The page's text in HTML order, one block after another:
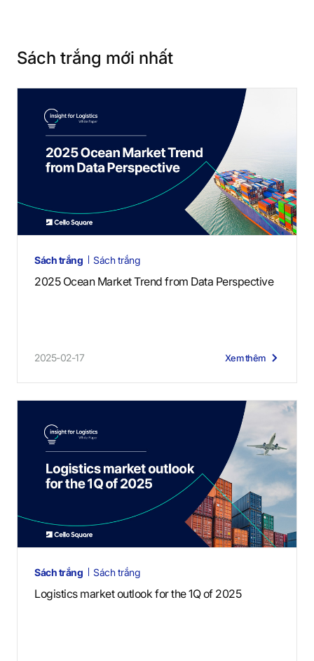
Sách trắng mới nhất
Sách trắng Sách trắng
2025 Ocean Market Trend from Data Perspective
2025-02-17 Xem thêm
Sách trắng Sách trắng
Logistics market outlook for the 1Q of 2025